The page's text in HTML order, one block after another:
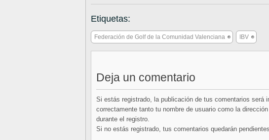
Etiquetas:
Federación de Golf de la Comunidad Valenciana IBV
Deja un comentario
Si estás registrado, la publicación de tus comentarios será
correctamente tanto tu nombre de usuario como la
durante el registro.
Si no estás registrado, tus comentarios quedarán